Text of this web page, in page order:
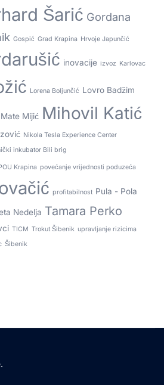
Šarić Gordana
Gospić Grad Krapina Hrvoje Japunčić
inovacije izvoz Karlovac
Lorena Boljunčić Lovro Badžim
Mate Mijić Mihovil Katić
Nikola Tesla Experience Center
inkubator Bili brig
Krapina povećanje vrijednosti poduzeća
profitabilnost Pula - Pola
Nedelja Tamara Perko
TICM Trokut Šibenik upravljanje rizicima
Šibenik
.